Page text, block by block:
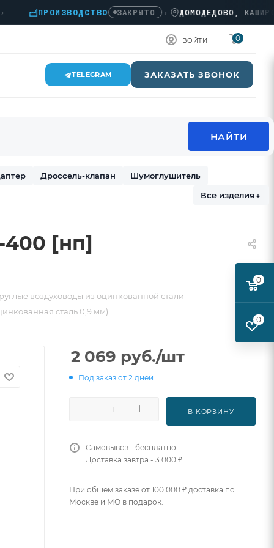
ПРОИЗВОДСТВО ЗАКРЫТО › ДОМОДЕДОВО,
ВОЙТИ 0
TELEGRAM ЗАКАЗАТЬ ЗВОНОК
Дроссель-клапан
Шумоглушитель
Все изделия ↓
400 [нп]
воздуховоды из оцинкованной стали —
сталь 0,9 мм)
2 069 руб./шт
Под заказ от 2 дней
В КОРЗИНУ
Самовывоз - бесплатно
Доставка завтра - 3 000 ₽
При общем заказе от 100 000 ₽ доставка по
Москве и МО в подарок.
0
0